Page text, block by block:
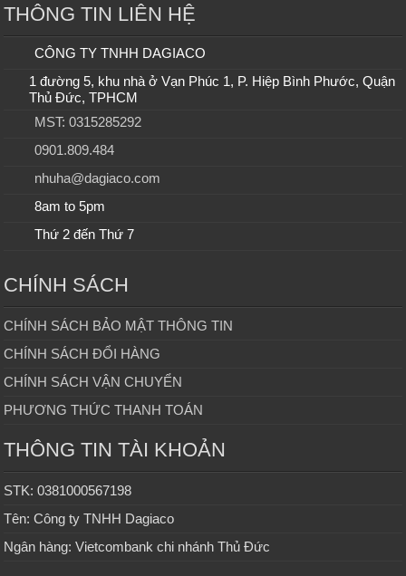
THÔNG TIN LIÊN HỆ
CÔNG TY TNHH DAGIACO
1 đường 5, khu nhà ở Vạn Phúc 1, P. Hiệp Bình Phước, Quận
Thủ Đức, TPHCM
MST: 0315285292
0901.809.484
nhuha@dagiaco.com
8am to 5pm
Thứ 2 đến Thứ 7
CHÍNH SÁCH
CHÍNH SÁCH BẢO MẬT THÔNG TIN
CHÍNH SÁCH ĐỔI HÀNG
CHÍNH SÁCH VẬN CHUYỂN
PHƯƠNG THỨC THANH TOÁN
THÔNG TIN TÀI KHOẢN
STK: 0381000567198
Tên: Công ty TNHH Dagiaco
Ngân hàng: Vietcombank chi nhánh Thủ Đức